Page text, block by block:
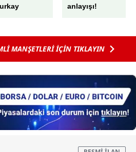
ettiği
anlayışı!
MANŞETLERİ İÇİN TIKLAYIN